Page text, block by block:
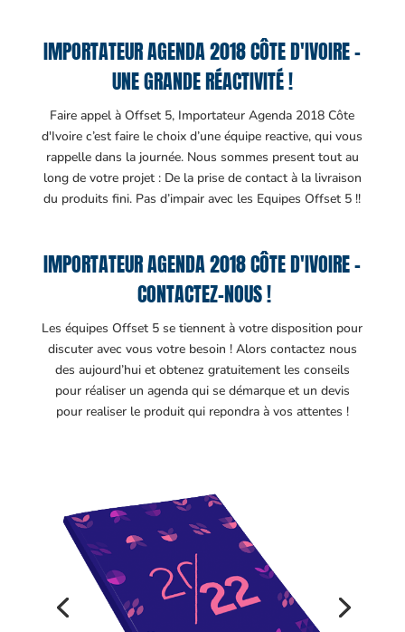
IMPORTATEUR AGENDA 2018 CÔTE D'IVOIRE –
UNE GRANDE RÉACTIVITÉ !
Faire appel à Offset 5, Importateur Agenda 2018 Côte
d'Ivoire c’est faire le choix d’une équipe reactive, qui vous
rappelle dans la journée. Nous sommes present tout au
long de votre projet : De la prise de contact à la livraison
du produits fini. Pas d’impair avec les Equipes Offset 5 !!
IMPORTATEUR AGENDA 2018 CÔTE D'IVOIRE –
CONTACTEZ-NOUS !
Les équipes Offset 5 se tiennent à votre disposition pour
discuter avec vous votre besoin ! Alors contactez nous
des aujourd’hui et obtenez gratuitement les conseils
pour réaliser un agenda qui se démarque et un devis
pour realiser le produit qui repondra à vos attentes !